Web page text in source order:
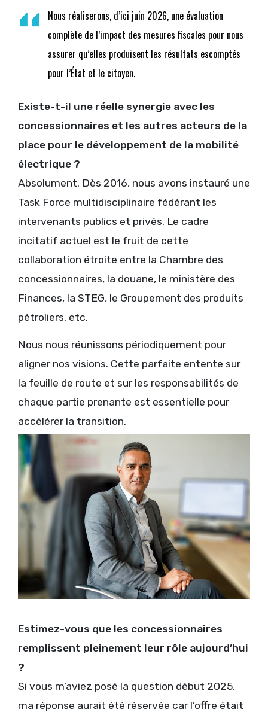
Nous réaliserons, d’ici juin 2026, une évaluation
complète de l’impact des mesures fiscales pour nous
assurer qu’elles produisent les résultats escomptés
pour l’État et le citoyen.
Existe-t-il une réelle synergie avec les
concessionnaires et les autres acteurs de la
place pour le développement de la mobilité
électrique ?
Absolument. Dès 2016, nous avons instauré une
Task Force multidisciplinaire fédérant les
intervenants publics et privés. Le cadre
incitatif actuel est le fruit de cette
collaboration étroite entre la Chambre des
concessionnaires, la douane, le ministère des
Finances, la STEG, le Groupement des produits
pétroliers, etc.
Nous nous réunissons périodiquement pour
aligner nos visions. Cette parfaite entente sur
la feuille de route et sur les responsabilités de
chaque partie prenante est essentielle pour
accélérer la transition.
Estimez-vous que les concessionnaires
remplissent pleinement leur rôle aujourd’hui
?
Si vous m’aviez posé la question début 2025,
ma réponse aurait été réservée car l’offre était